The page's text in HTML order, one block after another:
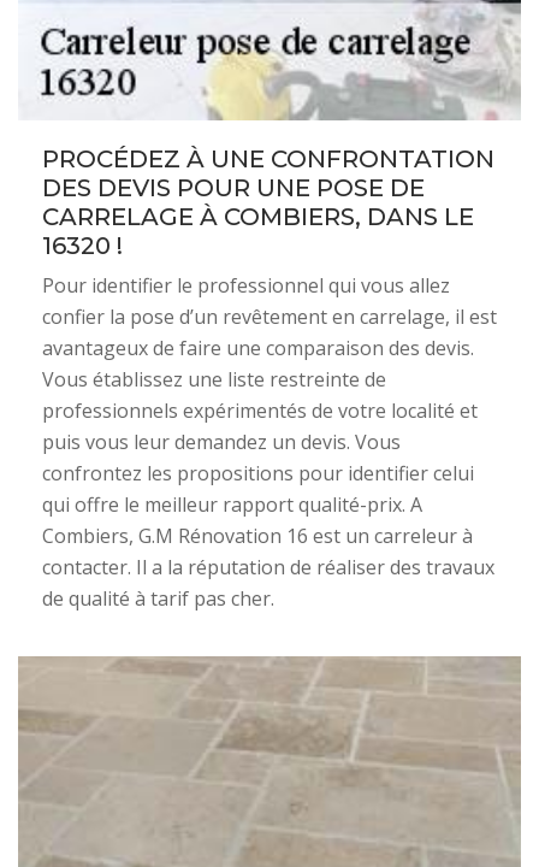
PROCÉDEZ À UNE CONFRONTATION
DES DEVIS POUR UNE POSE DE
CARRELAGE À COMBIERS, DANS LE
16320 !
Pour identifier le professionnel qui vous allez
confier la pose d’un revêtement en carrelage, il est
avantageux de faire une comparaison des devis.
Vous établissez une liste restreinte de
professionnels expérimentés de votre localité et
puis vous leur demandez un devis. Vous
confrontez les propositions pour identifier celui
qui offre le meilleur rapport qualité-prix. A
Combiers, G.M Rénovation 16 est un carreleur à
contacter. Il a la réputation de réaliser des travaux
de qualité à tarif pas cher.